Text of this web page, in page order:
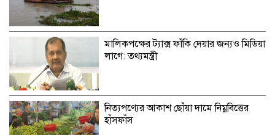
মালিকপক্ষের ট্যাক্স ফাঁকি দেয়ার জন্যও মিডিয়া
লাগে: তথ্যমন্ত্রী
নিত্যপণ্যের আকাশ ছোঁয়া দামে নিম্নবিত্তের
হাঁসফাঁস